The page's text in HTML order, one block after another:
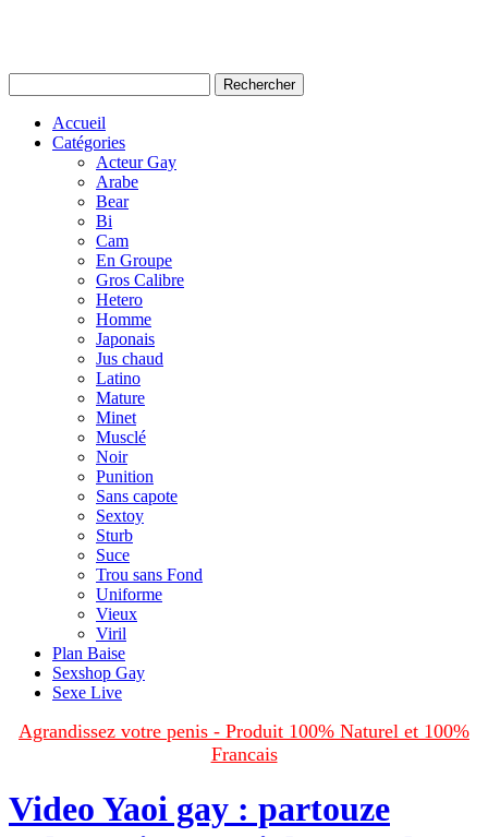
Accueil
Catégories
Acteur Gay
Arabe
Bear
Bi
Cam
En Groupe
Gros Calibre
Hetero
Homme
Japonais
Jus chaud
Latino
Mature
Minet
Musclé
Noir
Punition
Sans capote
Sextoy
Sturb
Suce
Trou sans Fond
Uniforme
Vieux
Viril
Plan Baise
Sexshop Gay
Sexe Live
Agrandissez votre penis - Produit 100% Naturel et 100%
Francais
Video Yaoi gay : partouze